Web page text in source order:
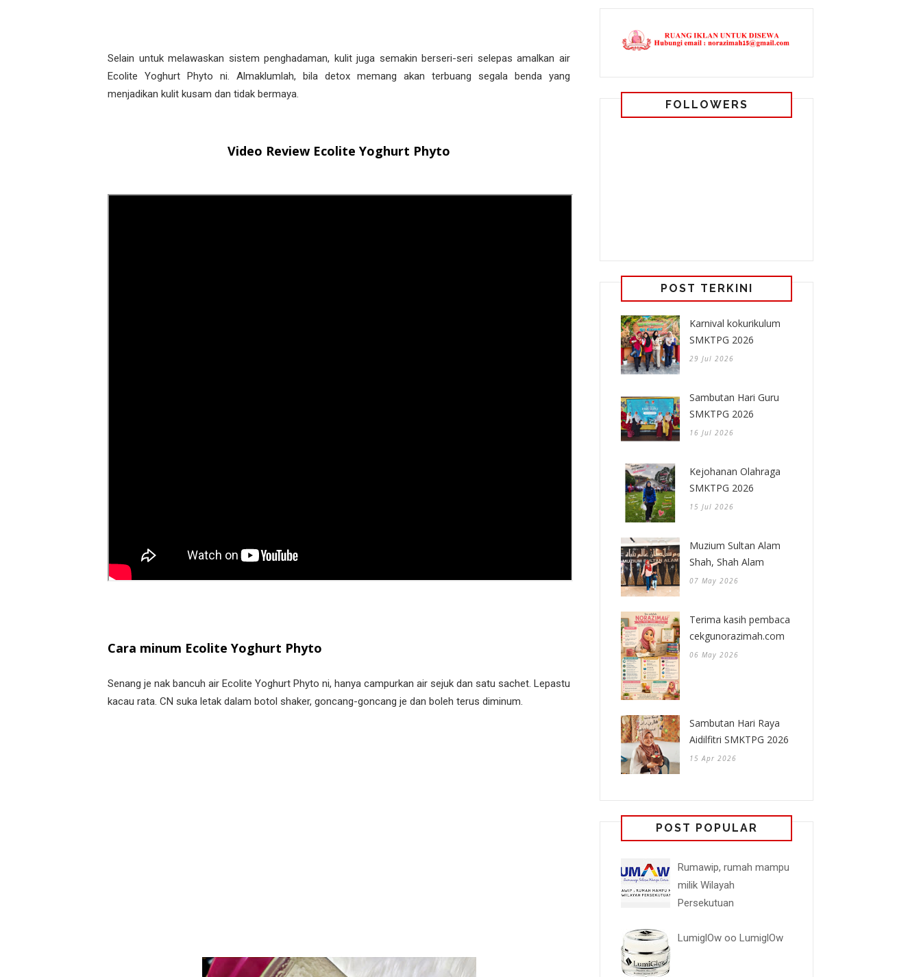
Selain untuk melawaskan sistem penghadaman, kulit juga semakin berseri-seri selepas amalkan air
Ecolite Yoghurt Phyto ni. Almaklumlah, bila detox memang akan terbuang segala benda yang
menjadikan kulit kusam dan tidak bermaya.
Video Review Ecolite Yoghurt Phyto
Cara minum Ecolite Yoghurt Phyto
Senang je nak bancuh air Ecolite Yoghurt Phyto ni, hanya campurkan air sejuk dan satu sachet. Lepastu
kacau rata. CN suka letak dalam botol shaker, goncang-goncang je dan boleh terus diminum.
FOLLOWERS
POST TERKINI
Karnival kokurikulum
SMKTPG 2026
29 Jul 2026
Sambutan Hari Guru
SMKTPG 2026
16 Jul 2026
Kejohanan Olahraga
SMKTPG 2026
15 Jul 2026
Muzium Sultan Alam
Shah, Shah Alam
07 May 2026
Terima kasih pembaca
cekgunorazimah.com
06 May 2026
Sambutan Hari Raya
Aidilfitri SMKTPG 2026
15 Apr 2026
POST POPULAR
Rumawip, rumah mampu
milik Wilayah
Persekutuan
LumiglOw oo LumiglOw